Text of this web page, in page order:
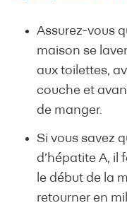
Assurez-vous
maison se
aux toilettes,
couche et
de manger.
Si vous savez
d’hépatite A, il
le début de la
retourner en